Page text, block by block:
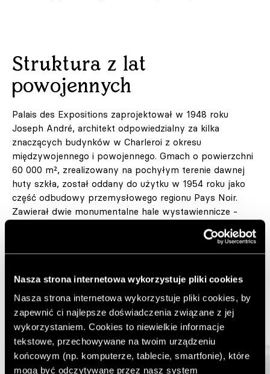
Nasza strona internetowa wykorzystuje pliki cookies
Nasza strona internetowa wykorzystuje pliki cookies, by
zapewnić ci najlepsze doświadczenia związane z jej
wykorzystaniem. Cookies to niewielkie informacje
tekstowe, przechowywane na twoim urządzeniu
końcowym (np. komputerze, tablecie, smartfonie), które
mogą być odczytywane przez nasz system
Struktura z lat
powojennych
Palais des Expositions zaprojektował w 1948 roku
Joseph André, architekt odpowiedzialny za kilka
znaczących budynków w Charleroi z okresu
międzywojennego i powojennego. Gmach o powierzchni
60 000 m², zrealizowany na pochyłym terenie dawnej
huty szkła, został oddany do użytku w 1954 roku jako
część odbudowy przemysłowego regionu Pays Noir.
Zawierał dwie monumentalne hale wystawiennicze -
hol z kopułami ze szklanej cegły i szeroką klatką
schodową. Przez sześć dekad goszczono w nim
motoryzacyjne i wystawy psów, a w najniższych
kondygnacjach funkcjonowało centrum sportowe z
kręgielnią i kortami tenisowymi.